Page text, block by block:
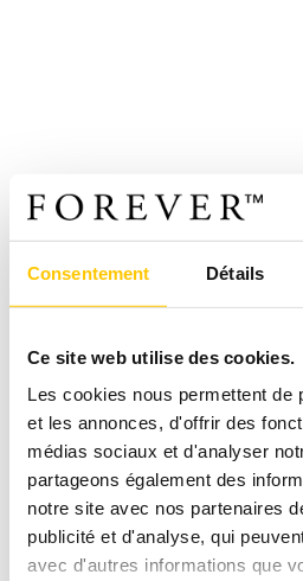
Consentement Détails
Ce site web utilise des cookies.
Les cookies nous permettent de
et les annonces, d'offrir des
médias sociaux et d'analyser
partageons également des
notre site avec nos partenaires
publicité et d'analyse, qui
avec d'autres informations que